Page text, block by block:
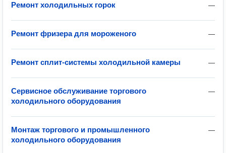
—
Ремонт холодильных горок
—
Ремонт фризера для мороженого
—
Ремонт сплит-системы холодильной камеры
—
Сервисное обслуживание торгового
холодильного оборудования
—
Монтаж торгового и промышленного
холодильного оборудования